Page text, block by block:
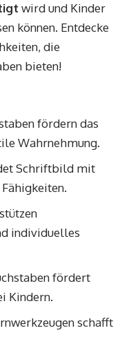
wird und Kinder
können. Entdecke
die
bieten!
fördern das
Wahrnehmung.
Schriftbild mit
individuelles
fördert
Kindern.
schafft